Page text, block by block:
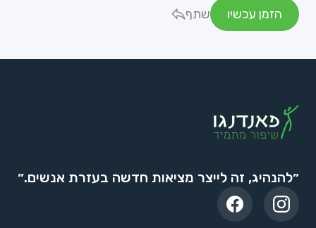
הזמן עכשיו
שתף
״להנהיג, זה לייצר מציאות חדשה בעזרת אנשים.״